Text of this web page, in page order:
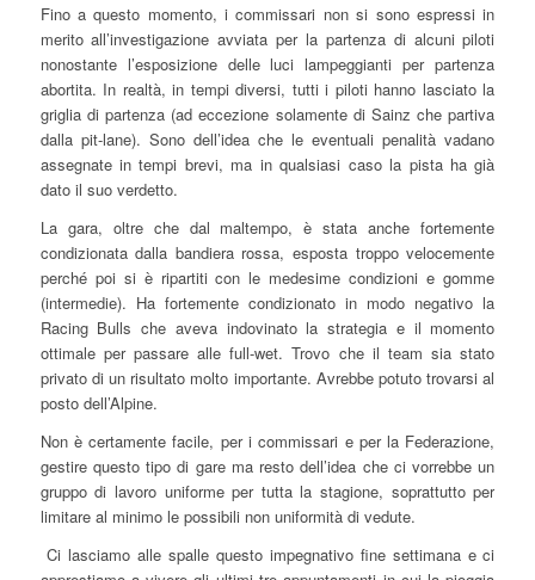
Fino a questo momento, i commissari non si sono espressi in
merito all’investigazione avviata per la partenza di alcuni piloti
nonostante l’esposizione delle luci lampeggianti per partenza
abortita. In realtà, in tempi diversi, tutti i piloti hanno lasciato la
griglia di partenza (ad eccezione solamente di Sainz che partiva
dalla pit-lane). Sono dell’idea che le eventuali penalità vadano
assegnate in tempi brevi, ma in qualsiasi caso la pista ha già
dato il suo verdetto.
La gara, oltre che dal maltempo, è stata anche fortemente
condizionata dalla bandiera rossa, esposta troppo velocemente
perché poi si è ripartiti con le medesime condizioni e gomme
(intermedie). Ha fortemente condizionato in modo negativo la
Racing Bulls che aveva indovinato la strategia e il momento
ottimale per passare alle full-wet. Trovo che il team sia stato
privato di un risultato molto importante. Avrebbe potuto trovarsi al
posto dell’Alpine.
Non è certamente facile, per i commissari e per la Federazione,
gestire questo tipo di gare ma resto dell’idea che ci vorrebbe un
gruppo di lavoro uniforme per tutta la stagione, soprattutto per
limitare al minimo le possibili non uniformità di vedute.
Ci lasciamo alle spalle questo impegnativo fine settimana e ci